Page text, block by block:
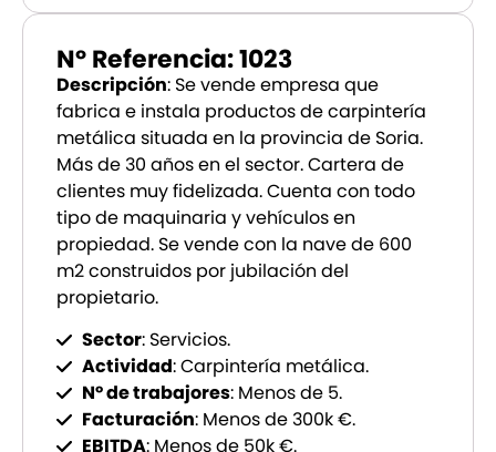
Nº Referencia: 1023
Descripción: Se vende empresa que
fabrica e instala productos de carpintería
metálica situada en la provincia de Soria.
Más de 30 años en el sector. Cartera de
clientes muy fidelizada. Cuenta con todo
tipo de maquinaria y vehículos en
propiedad. Se vende con la nave de 600
m2 construidos por jubilación del
propietario.
Sector: Servicios.
Actividad: Carpintería metálica.
Nº de trabajores: Menos de 5.
Facturación: Menos de 300k €.
EBITDA: Menos de 50k €.